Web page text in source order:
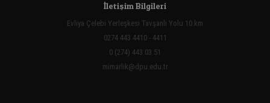
İletişim Bilgileri
Evliya Çelebi Yerleşkesi Tavşanlı Yolu 10.km
0274 443 4410 - 4411
0 (274) 443 03 51
mimarlik@dpu.edu.tr